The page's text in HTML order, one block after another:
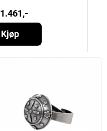
1.461,-
Kjøp